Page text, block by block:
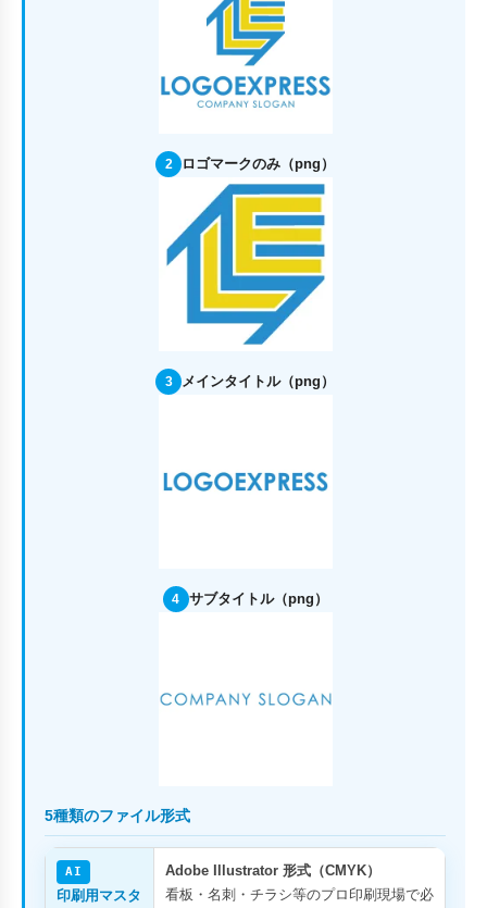
2 ロゴマークのみ（png）
3 メインタイトル（png）
4 サブタイトル（png）
5種類のファイル形式
AI
印刷用マスタ
Adobe Illustrator 形式（CMYK）
看板・名刺・チラシ等のプロ印刷現場で必